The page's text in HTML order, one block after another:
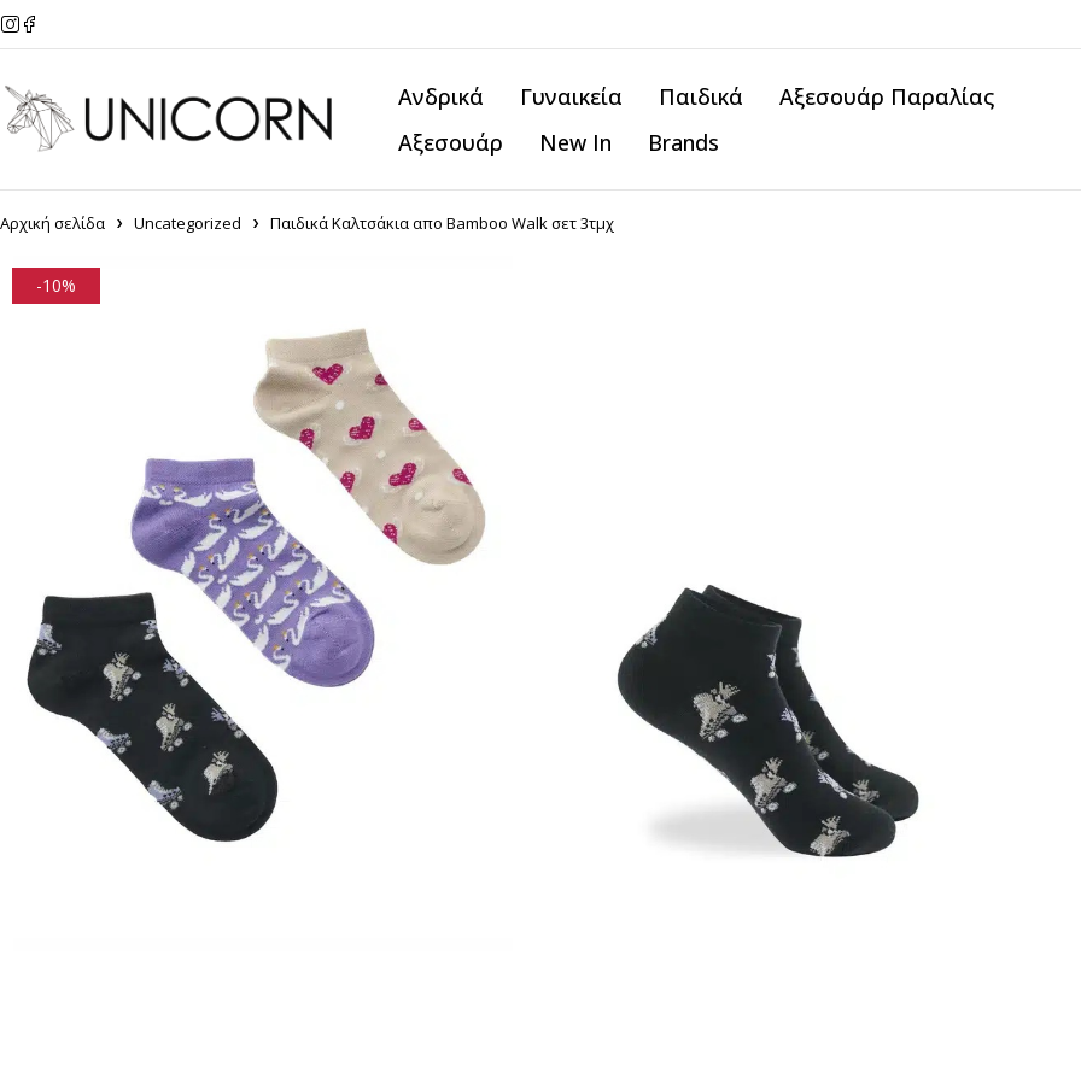
Ανδρικά Γυναικεία Παιδικά
Αξεσουάρ Παραλίας
Αξεσουάρ
New In Brands
Αρχική σελίδα Uncategorized Παιδικά Καλτσάκια απο Bamboo Walk σετ 3τμχ
-10%